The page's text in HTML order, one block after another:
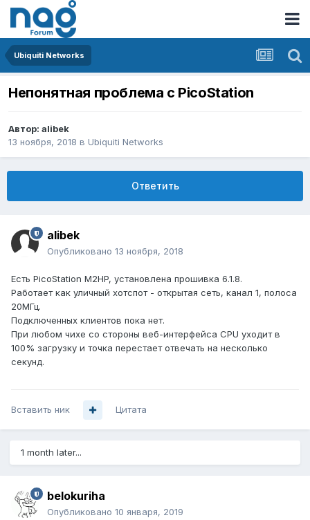
Ubiquiti Networks
Непонятная проблема с PicoStation
Автор: alibek
13 ноября, 2018 в Ubiquiti Networks
Ответить
alibek
Опубликовано 13 ноября, 2018
Есть PicoStation M2HP, установлена прошивка 6.1.8.
Работает как уличный хотспот - открытая сеть, канал 1, полоса
20МГц.
Подключенных клиентов пока нет.
При любом чихе со стороны веб-интерфейса CPU уходит в
100% загрузку и точка перестает отвечать на несколько
секунд.
Вставить ник Цитата
1 month later...
belokuriha
Опубликовано 10 января, 2019